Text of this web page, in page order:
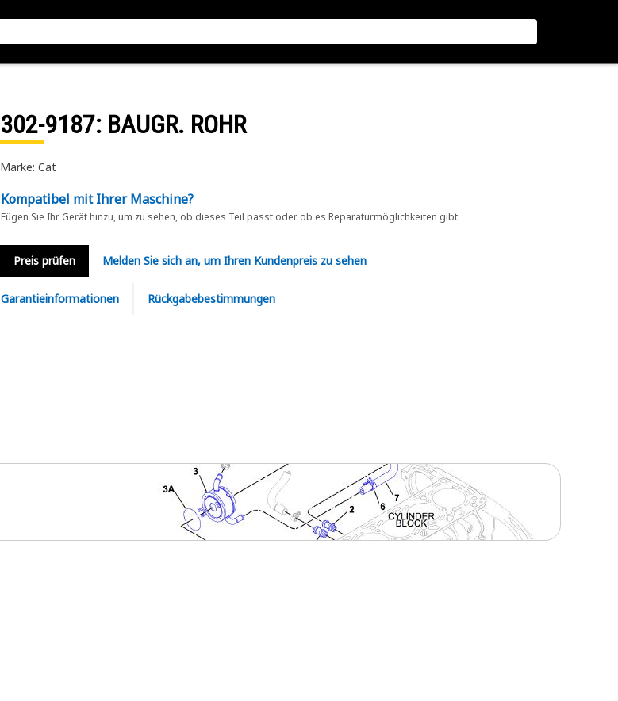
302-9187: BAUGR. ROHR
Marke: Cat
Kompatibel mit Ihrer Maschine?
Fügen Sie Ihr Gerät hinzu, um zu sehen, ob dieses Teil passt oder ob es Reparaturmöglichkeiten gibt.
Preis prüfen Melden Sie sich an, um Ihren Kundenpreis zu sehen
Garantieinformationen Rückgabebestimmungen